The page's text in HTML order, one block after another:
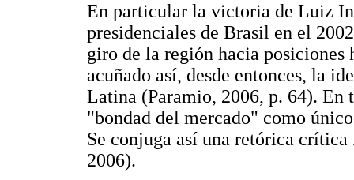
En particular la victoria de Luiz
presidenciales de Brasil en el
giro de la región hacia posiciones
acuñado así, desde entonces, la
Latina (Paramio, 2006, p. 64). En
"bondad del mercado" como
Se conjuga así una retórica
2006).